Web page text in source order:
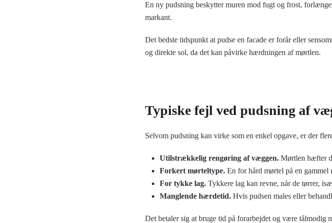
En ny pudsning beskytter muren mod fugt og frost,
markant.
Det bedste tidspunkt at pudse en facade er forår eller
og direkte sol, da det kan påvirke hærdningen af mørtlen.
Typiske fejl ved pudsning af
Selvom pudsning kan virke som en enkel opgave, er der
Utilstrækkelig rengøring af væggen. Mørtlen hæfter
Forkert mørteltype. En for hård mørtel på en gammel
For tykke lag. Tykkere lag kan revne, når de tørrer,
Manglende hærdetid. Hvis pudsen males eller
Det betaler sig at bruge tid på forarbejdet og være tålmodig